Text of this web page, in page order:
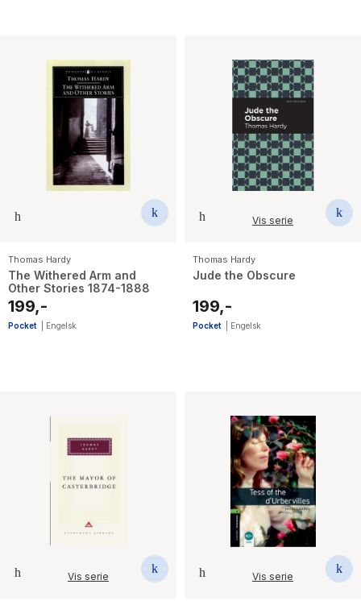
Thomas Hardy
The Withered Arm and
Other Stories 1874-1888
199,-
Pocket Engelsk
Vis serie
Thomas Hardy
Jude the Obscure
199,-
Pocket Engelsk
Vis serie Vis serie